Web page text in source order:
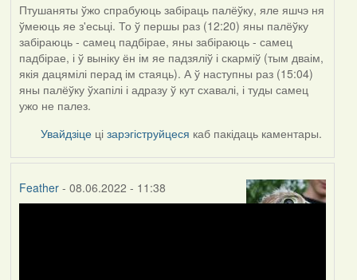
Птушаняты ўжо спрабуюць забіраць палёўку, яле яшчэ ня
ўмеюць яе з'есьці. То ў першы раз (12:20) яны палёўку
забіраюць - самец падбірае, яны забіраюць - самец
падбірае, і ў выніку ён ім яе падзяліў і скарміў (тым дваім,
якія дацямілі перад ім стаяць). А ў наступны раз (15:04)
яны палёўку ўхапілі і адразу ў кут схавалі, і туды самец
ужо не палез.
Увайдзіце цізарэгіструйцеся каб пакідаць каментары.
Feather- 08.06.2022 - 11:38